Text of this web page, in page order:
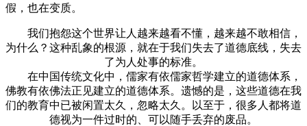
假，也在变质。
我们抱怨这个世界让人越来越看不懂，越来越不敢相信，
为什么？这种乱象的根源，就在于我们失去了道德底线，失去
了为人处事的标准。
在中国传统文化中，儒家有依儒家哲学建立的道德体系，
佛教有依佛法正见建立的道德体系。遗憾的是，这些道德在我
们的教育中已被闲置太久，忽略太久。以至于，很多人都将道
德视为一件过时的、可以随手丢弃的废品。